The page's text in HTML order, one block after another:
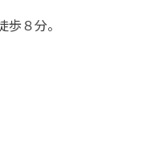
歩８分。